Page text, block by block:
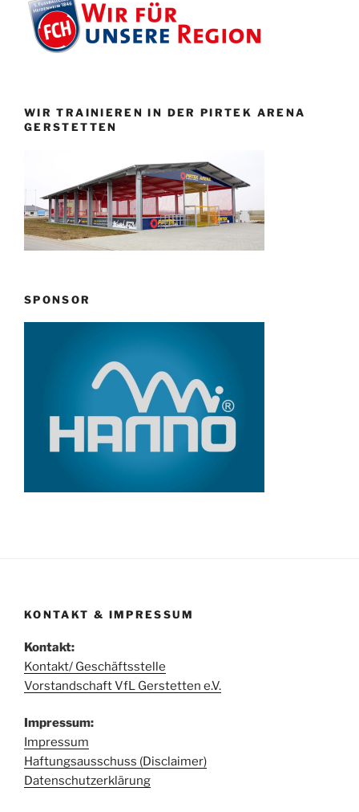
WIR TRAINIEREN IN DER PIRTEK ARENA
GERSTETTEN
SPONSOR
KONTAKT & IMPRESSUM
Kontakt:
Kontakt/ Geschäftsstelle
Vorstandschaft VfL Gerstetten e.V.
Impressum:
Impressum
Haftungsausschuss (Disclaimer)
Datenschutzerklärung